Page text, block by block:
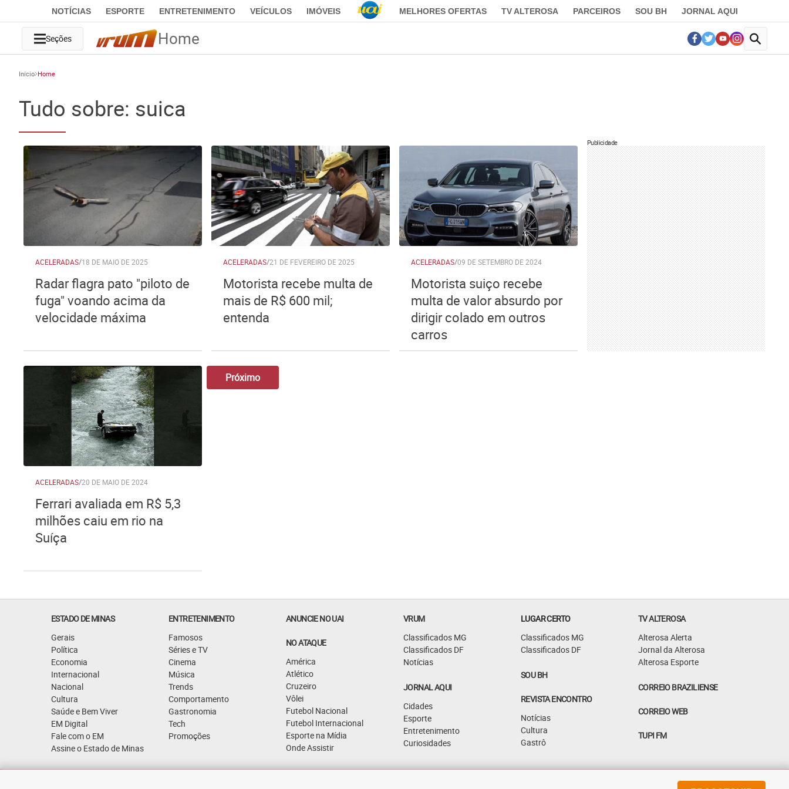
NOTÍCIAS ESPORTE ENTRETENIMENTO VEÍCULOS IMÓVEIS MELHORES OFERTAS TV ALTEROSA PARCEIROS SOU BH JORNAL AQUI
Seções Home
Início Home
Tudo sobre: suica
ACELERADAS/18 DE MAIO DE 2025
Radar flagra pato "piloto de
fuga" voando acima da
velocidade máxima
ACELERADAS/21 DE FEVEREIRO DE 2025
Motorista recebe multa de
mais de R$ 600 mil;
entenda
ACELERADAS/09 DE SETEMBRO DE 2024
Motorista suiço recebe
multa de valor absurdo por
dirigir colado em outros
carros
Publicidade
ACELERADAS/20 DE MAIO DE 2024
Ferrari avaliada em R$ 5,3
milhões caiu em rio na
Suíça
Próximo
ESTADO DE MINAS
Gerais
Política
Economia
Internacional
Nacional
Cultura
Saúde e Bem Viver
EM Digital
Fale com o EM
Assine o Estado de Minas
ENTRETENIMENTO
Famosos
Séries e TV
Cinema
Música
Trends
Comportamento
Gastronomia
Tech
Promoções
ANUNCIE NO UAI
NO ATAQUE
América
Atlético
Cruzeiro
Vôlei
Futebol Nacional
Futebol Internacional
Esporte na Mídia
Onde Assistir
VRUM
Classificados MG
Classificados DF
Notícias
JORNAL AQUI
Cidades
Esporte
Entretenimento
Curiosidades
LUGAR CERTO
Classificados MG
Classificados DF
SOU BH
REVISTA ENCONTRO
Notícias
Cultura
Gastrô
TV ALTEROSA
Alterosa Alerta
Jornal da Alterosa
Alterosa Esporte
CORREIO BRAZILIENSE
CORREIO WEB
TUPI FM